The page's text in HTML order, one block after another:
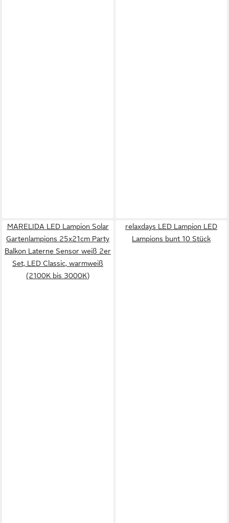
MARELIDA LED Lampion Solar
Gartenlampions 25x21cm Party
Balkon Laterne Sensor weiß 2er
Set, LED Classic, warmweiß
(2100K bis 3000K)
relaxdays LED Lampion LED
Lampions bunt 10 Stück